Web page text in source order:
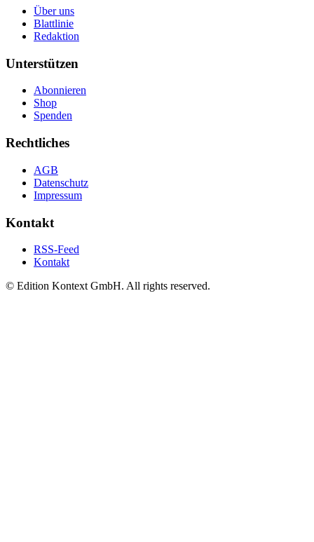
Über uns
Blattlinie
Redaktion
Unterstützen
Abonnieren
Shop
Spenden
Rechtliches
AGB
Datenschutz
Impressum
Kontakt
RSS-Feed
Kontakt
© Edition Kontext GmbH. All rights reserved.